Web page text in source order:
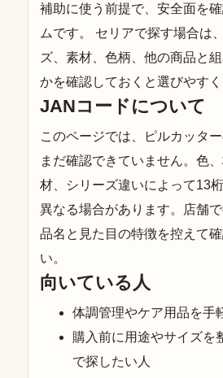
補助に使う前提で、安全面を
ムです。 セリアで探す場合は
ズ、素材、色柄、他の商品と
かを確認しておくと選びやすく
JANコードについて
このページでは、ピルカッタ
まだ確認できていません。色
材、シリーズ違いによって13
異なる場合があります。店舗
品名と見た目の特徴を控えて
い。
向いている人
体調管理やケア用品を手
購入前に用途やサイズを
で探したい人